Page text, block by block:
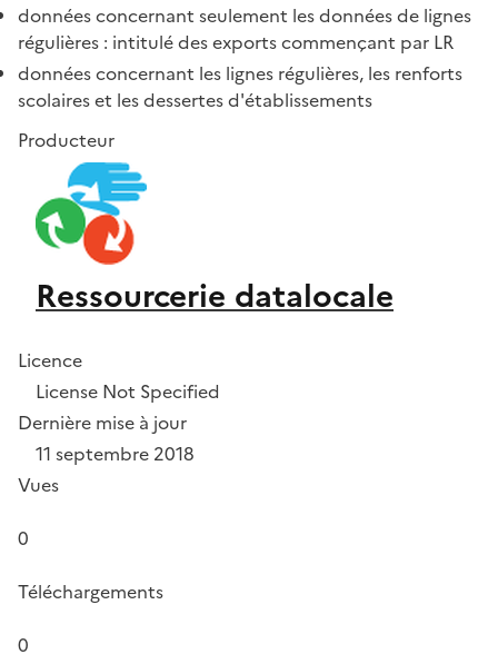
données concernant seulement les données de lignes
régulières : intitulé des exports commençant par LR
données concernant les lignes régulières, les renforts
scolaires et les dessertes d'établissements
Producteur
Ressourcerie datalocale
Licence
License Not Specified
Dernière mise à jour
11 septembre 2018
Vues
0
Téléchargements
0